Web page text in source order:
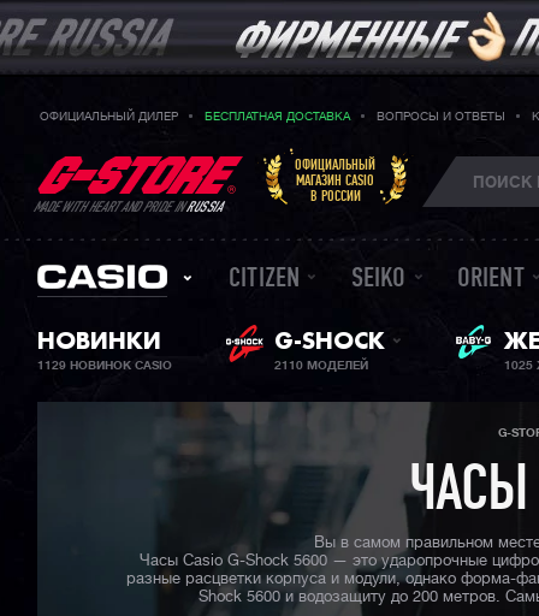
ОФИЦИАЛЬНЫЙ ДИЛЕР БЕСПЛАТНАЯ ДОСТАВКА ВОПРОСЫ И ОТВЕТЫ
MADE WITH HEART AND PRIDE INRUSSIA
ОФИЦИАЛЬНЫЙ
МАГАЗИН CASIO
В РОССИИ
CITIZEN SEIKO ORIENT
НОВИНКИ
1129 НОВИНОК CASIO
G-SHOCK
2110 МОДЕЛЕЙ
G-
ЧАСЫ
Вы в самом правильном
Часы Casio G-Shock 5600 — это ударопрочные
разные расцветки корпуса и модули, однако форма-
Shock 5600 и водозащиту до 200 метров.